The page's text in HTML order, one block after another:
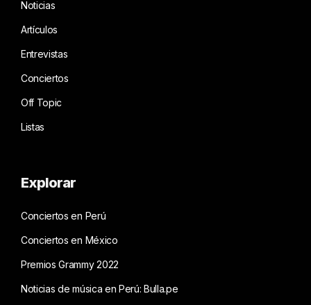
Noticias
Artículos
Entrevistas
Conciertos
Off Topic
Listas
Explorar
Conciertos en Perú
Conciertos en México
Premios Grammy 2022
Noticias de música en Perú: Bulla.pe